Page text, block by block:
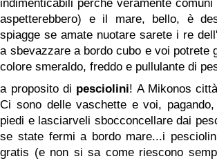
indimenticabili perchè veramente
aspetterebbero) e il mare, bello, è
spiagge se amate nuotare sarete i re
a sbevazzare a bordo cubo e voi potrete
colore smeraldo, freddo e pullulante di
a proposito di pesciolini! A Mikonos
Ci sono delle vaschette e voi,
piedi e lasciarveli sbocconcellare dai
se state fermi a bordo mare...i
gratis (e non si sa come riescono